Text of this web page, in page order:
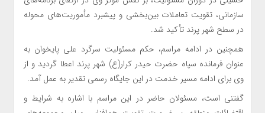
سازمانی، تقویت تعاملات بین‌بخشی و پیشبرد مأموریت‌های محوله
در سطح شهر پرند تأکید شد.
️همچنین در ادامه مراسم، حکم مسئولیت سرگرد علی پایخوان به
عنوان فرمانده سپاه حضرت حیدر کرار(ع) شهر پرند اعطا گردید و از
وی برای ادامه مسیر خدمت در این جایگاه رسمی تقدیر به عمل آمد.
گفتنی است،‌ ️مسئولان حاضر در این مراسم با اشاره به شرایط و